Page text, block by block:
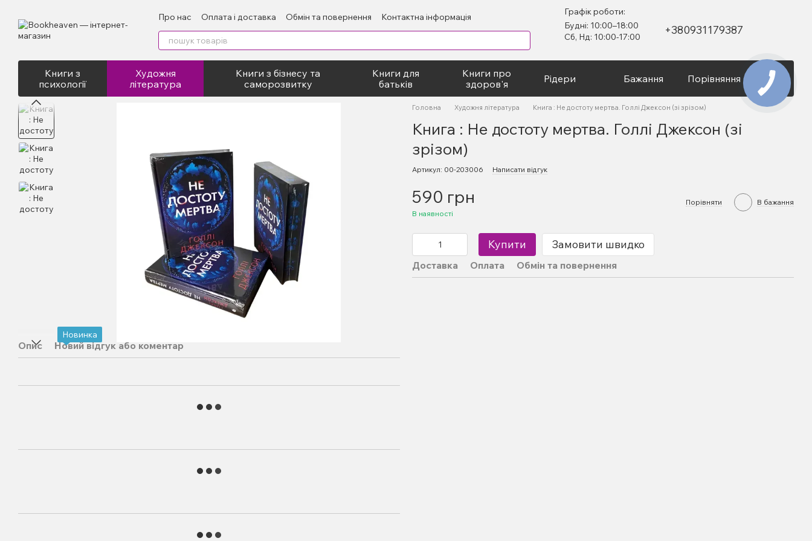
Про нас Оплата і доставка Обмін та повернення
Контактна інформація
Відгуки про магазин
Публічний договір
Графік роботи:
Будні: 10:00–18:00
Сб, Нд: 10:00-17:00
+380931179387
Книги з
психології
Художня
література
Книги з бізнесу та
саморозвитку
Книги для
батьків
Книги про
здоров'я
Рідери Бажання Порівняння Вхід
Новинка
Опис Новий відгук або коментар
Головна Художня література Книга : Не достоту мертва. Голлі Джексон (зі зрізом)
Книга : Не достоту мертва. Голлі Джексон (зі
зрізом)
Артикул: 00-203006 Написати відгук
590 грн
В наявності
Порівняти В бажання
Купити Замовити швидко
Доставка Оплата Обмін та повернення